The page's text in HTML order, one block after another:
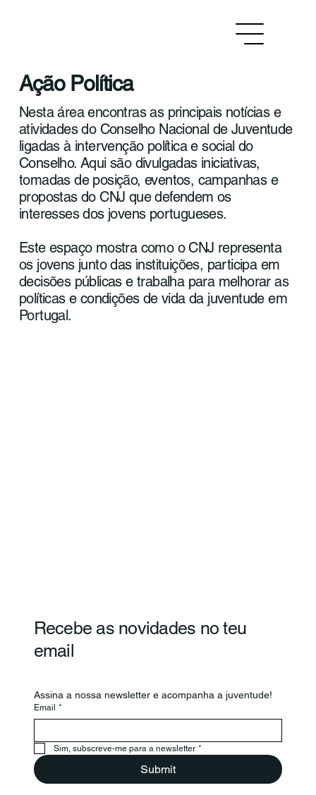
Ação Política
Nesta área encontras as principais notícias e
atividades do Conselho Nacional de Juventude
ligadas à intervenção política e social do
Conselho. Aqui são divulgadas iniciativas,
tomadas de posição, eventos, campanhas e
propostas do CNJ que defendem os
interesses dos jovens portugueses.
Este espaço mostra como o CNJ representa
os jovens junto das instituições, participa em
decisões públicas e trabalha para melhorar as
políticas e condições de vida da juventude em
Portugal.
Recebe as novidades no teu
email
Assina a nossa newsletter e acompanha a juventude!
Email *
Sim, subscreve-me para a newsletter *
Submit